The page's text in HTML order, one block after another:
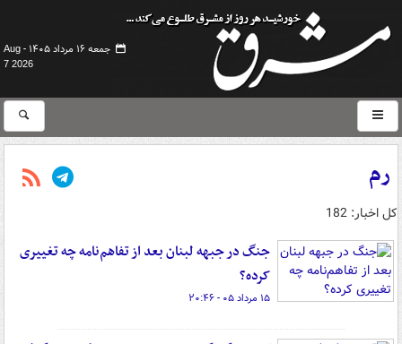
جمعه ۱۶ مرداد ۱۴۰۵ -
Aug
7 2026
رم
کل اخبار: 182
جنگ در جبهه لبنان بعد از تفاهم‌نامه چه تغییری
کرده؟
۱۵ مرداد ۰۵ - ۲۰:۴۶